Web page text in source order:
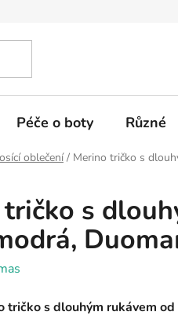
Péče o boty Různé
oblečení / Merino tričko s
s
tričko s dlouhým rukávem